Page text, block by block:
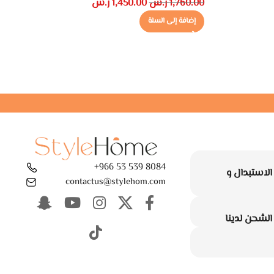
1,760.00ر.س1,450.00ر.س
إضافة إلى السلة
و
لدينا
8084 539 53 966+
contactus@stylehom.com